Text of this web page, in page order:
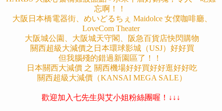
忘啊！！
大阪日本橋電器街、めいどるちぇ Maidolce 女僕咖啡廳、
LoveCom Theater
大阪城公園、大阪城天守閣、阪急百貨店快閃購物
關西超級大減價之日本環球影城（USJ）好好買
但我腦殘的錯過新園區了！！
日本關西大減價 之 關西機場好好買好好逛好好吃
關西超級大減價（KANSAI MEGA SALE）
歡迎加入七先生與艾小姐粉絲團喔！↓↓↓